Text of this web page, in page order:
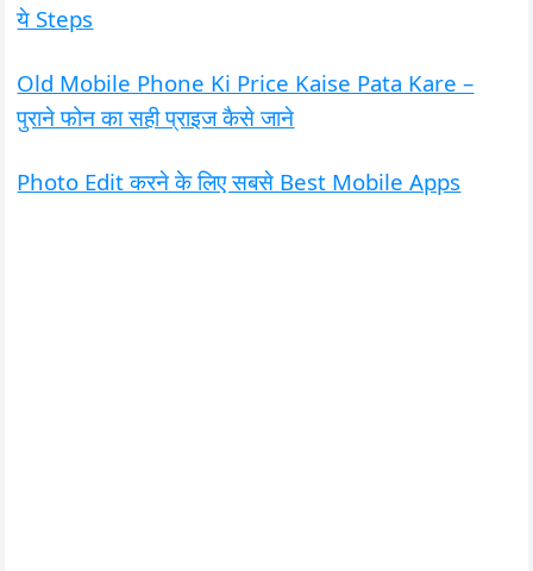
ये Steps
Old Mobile Phone Ki Price Kaise Pata Kare –
पुराने फोन का सही प्राइज कैसे जाने
Photo Edit करने के लिए सबसे Best Mobile Apps